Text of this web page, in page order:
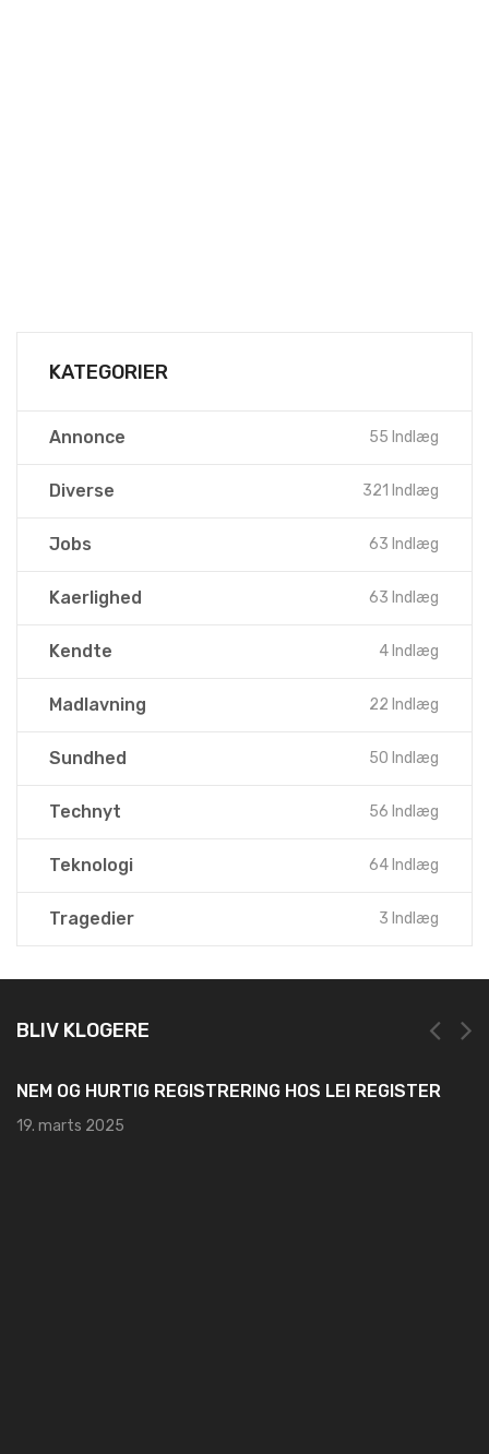
KATEGORIER
Annonce 55 Indlæg
Diverse 321 Indlæg
Jobs 63 Indlæg
Kaerlighed 63 Indlæg
Kendte 4 Indlæg
Madlavning 22 Indlæg
Sundhed 50 Indlæg
Technyt 56 Indlæg
Teknologi 64 Indlæg
Tragedier 3 Indlæg
BLIV KLOGERE
NEM OG HURTIG REGISTRERING HOS LEI REGISTER
19. marts 2025